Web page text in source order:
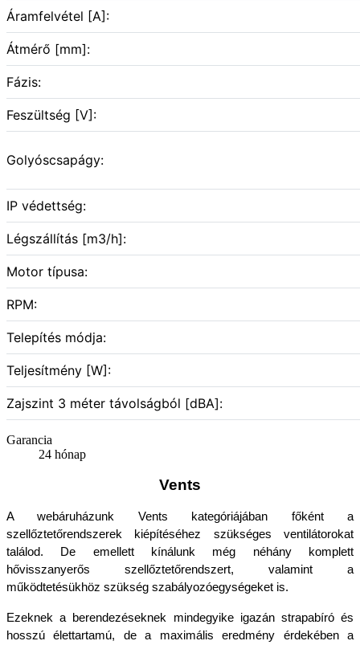
Áramfelvétel [A]:
Átmérő [mm]:
Fázis:
Feszültség [V]:
Golyóscsapágy:
IP védettség:
Légszállítás [m3/h]:
Motor típusa:
RPM:
Telepítés módja:
Teljesítmény [W]:
Zajszint 3 méter távolságból [dBA]:
Garancia
24 hónap
Vents
A webáruházunk Vents kategóriájában főként a
szellőztetőrendszerek kiépítéséhez szükséges ventilátorokat
találod. De emellett kínálunk még néhány komplett
hővisszanyerős szellőztetőrendszert, valamint a
működtetésükhöz szükség szabályozóegységeket is.
Ezeknek a berendezéseknek mindegyike igazán strapabíró és
hosszú élettartamú, de a maximális eredmény érdekében a